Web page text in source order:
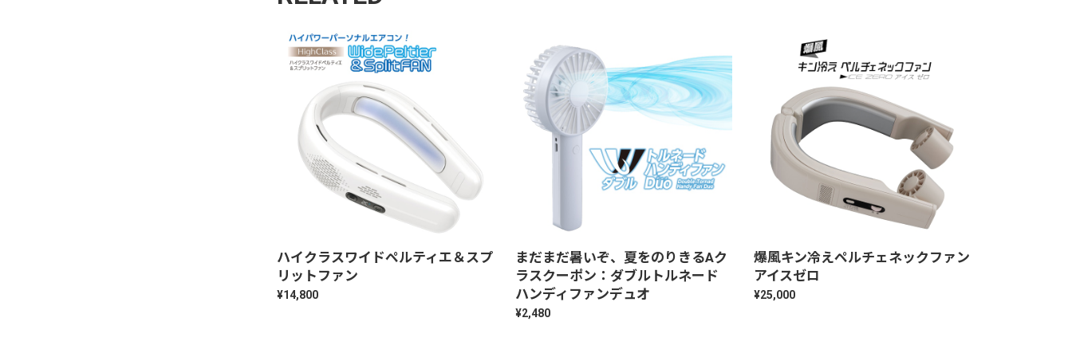
ハイクラスワイドペルティエ＆スプ
リットファン
¥14,800
まだまだ暑いぞ、夏をのりきるAク
ラスクーポン：ダブルトルネード
ハンディファンデュオ
¥2,480
爆風キン冷えペルチェネックファン
アイスゼロ
¥25,000